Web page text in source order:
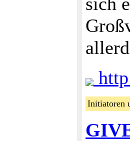
Initiatoren